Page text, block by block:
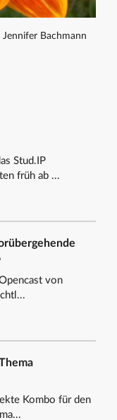
Bachmann
Stud.IP
früh ab ...
von
Kombo für den